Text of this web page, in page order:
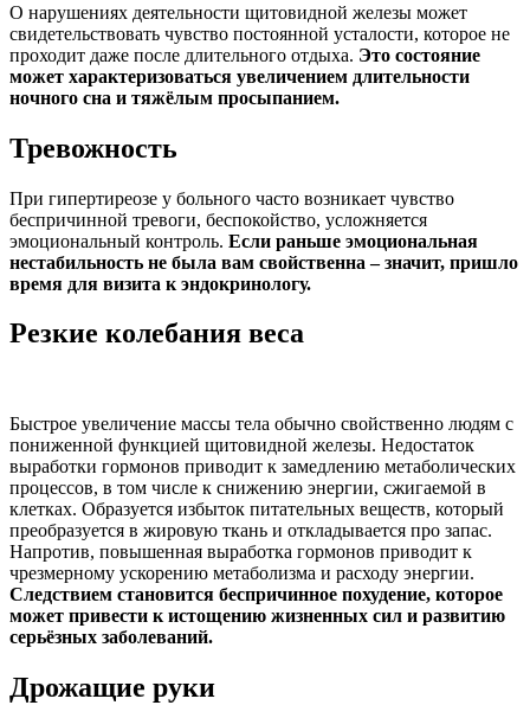
О нарушениях деятельности щитовидной железы может
свидетельствовать чувство постоянной усталости, которое не
проходит даже после длительного отдыха. Это состояние
может характеризоваться увеличением длительности
ночного сна и тяжёлым просыпанием.
Тревожность
При гипертиреозе у больного часто возникает чувство
беспричинной тревоги, беспокойство, усложняется
эмоциональный контроль. Если раньше эмоциональная
нестабильность не была вам свойственна – значит, пришло
время для визита к эндокринологу.
Резкие колебания веса
Быстрое увеличение массы тела обычно свойственно людям с
пониженной функцией щитовидной железы. Недостаток
выработки гормонов приводит к замедлению метаболических
процессов, в том числе к снижению энергии, сжигаемой в
клетках. Образуется избыток питательных веществ, который
преобразуется в жировую ткань и откладывается про запас.
Напротив, повышенная выработка гормонов приводит к
чрезмерному ускорению метаболизма и расходу энергии.
Следствием становится беспричинное похудение, которое
может привести к истощению жизненных сил и развитию
серьёзных заболеваний.
Дрожащие руки